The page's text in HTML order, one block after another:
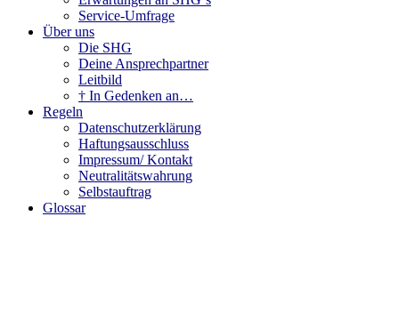
Service-Umfrage
Über uns
Die SHG
Deine Ansprechpartner
Leitbild
† In Gedenken an…
Regeln
Datenschutzerklärung
Haftungsausschluss
Impressum/ Kontakt
Neutralitätswahrung
Selbstauftrag
Glossar